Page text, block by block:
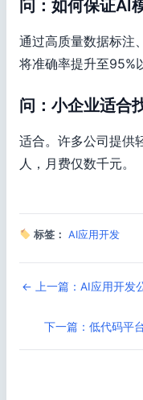
问：如何保证AI
通过高质量数据标注
将准确率提升至95%
问：小企业适合
适合。许多公司提供
人，月费仅数千元。
标签： AI应用开发
← 上一篇：AI应用开发
下一篇：低代码平